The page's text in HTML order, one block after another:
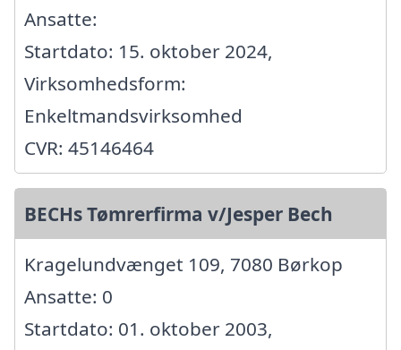
Ansatte:
Startdato: 15. oktober 2024,
Virksomhedsform:
Enkeltmandsvirksomhed
CVR: 45146464
BECHs Tømrerfirma v/Jesper Bech
Kragelundvænget 109, 7080 Børkop
Ansatte: 0
Startdato: 01. oktober 2003,